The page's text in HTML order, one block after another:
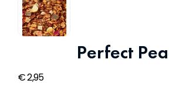
Perfect
€2,95